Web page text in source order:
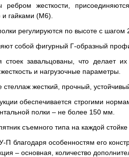
ребром жесткости,
гайками (М6).
регулируются по высоте с шагом
собой фигурный Г-образный
стоек завальцованы, что делает
и нагрузочные параметры.
жесткий, прочный,
обеспечивается строгими
полки – не более 150 мм.
съемного типа на каждой
П благодаря особенностям его
– основная, количество